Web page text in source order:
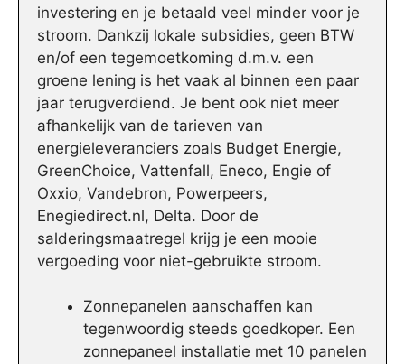
investering en je betaald veel minder voor je
stroom. Dankzij lokale subsidies, geen BTW
en/of een tegemoetkoming d.m.v. een
groene lening is het vaak al binnen een paar
jaar terugverdiend. Je bent ook niet meer
afhankelijk van de tarieven van
energieleveranciers zoals Budget Energie,
GreenChoice, Vattenfall, Eneco, Engie of
Oxxio, Vandebron, Powerpeers,
Enegiedirect.nl, Delta. Door de
salderingsmaatregel krijg je een mooie
vergoeding voor niet-gebruikte stroom.
Zonnepanelen aanschaffen kan
tegenwoordig steeds goedkoper. Een
zonnepaneel installatie met 10 panelen